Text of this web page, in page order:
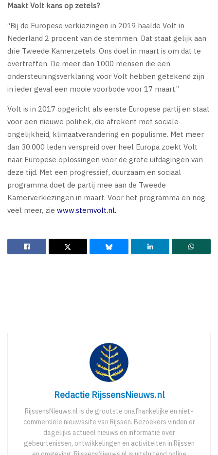
Maakt Volt kans op zetels?
“Bij de Europese verkiezingen in 2019 haalde Volt in
Nederland 2 procent van de stemmen. Dat staat gelijk aan
drie Tweede Kamerzetels. Ons doel in maart is om dat te
overtreffen. De meer dan 1000 mensen die een
ondersteuningsverklaring voor Volt hebben getekend zijn
in ieder geval een mooie voorbode voor 17 maart.”
Volt is in 2017 opgericht als eerste Europese partij en staat
voor een nieuwe politiek, die afrekent met sociale
ongelijkheid, klimaatverandering en populisme. Met meer
dan 30.000 leden verspreid over heel Europa zoekt Volt
naar Europese oplossingen voor de grote uitdagingen van
deze tijd. Met een progressief, duurzaam en sociaal
programma doet de partij mee aan de Tweede
Kamerverkiezingen in maart. Voor het programma en nog
veel meer, zie www.stemvolt.nl.
Redactie RijssensNieuws.nl
RijssensNieuws.nl is de grootste onafhankelijke en niet-
commerciële nieuwssite van Rijssen. Bezoekers vinden er
dagelijks actueel nieuws en informatie over
gebeurtenissen, ontwikkelingen en activiteiten in Rijssen